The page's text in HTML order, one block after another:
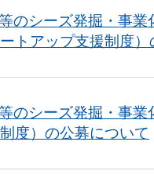
のシーズ発掘・事業
トアップ支援制度）
のシーズ発掘・事業
度）の公募について